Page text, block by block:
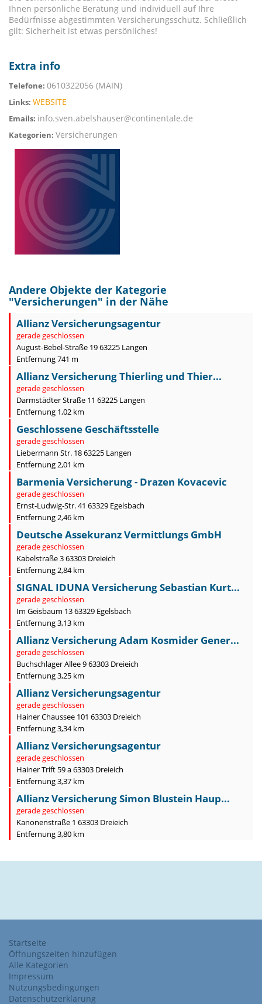
Ihnen persönliche Beratung und individuell auf Ihre
Bedürfnisse abgestimmten Versicherungsschutz. Schließlich
gilt: Sicherheit ist etwas persönliches!
Extra info
Telefone: 0610322056 (MAIN)
Links: WEBSITE
Emails: info.sven.abelshauser@continentale.de
Kategorien: Versicherungen
Andere Objekte der Kategorie
"Versicherungen" in der Nähe
Allianz Versicherungsagentur
gerade geschlossen
August-Bebel-Straße 19 63225 Langen
Entfernung 741 m
Allianz Versicherung Thierling und Thier...
gerade geschlossen
Darmstädter Straße 11 63225 Langen
Entfernung 1,02 km
Geschlossene Geschäftsstelle
gerade geschlossen
Liebermann Str. 18 63225 Langen
Entfernung 2,01 km
Barmenia Versicherung - Drazen Kovacevic
gerade geschlossen
Ernst-Ludwig-Str. 41 63329 Egelsbach
Entfernung 2,46 km
Deutsche Assekuranz Vermittlungs GmbH
gerade geschlossen
Kabelstraße 3 63303 Dreieich
Entfernung 2,84 km
SIGNAL IDUNA Versicherung Sebastian Kurt...
gerade geschlossen
Im Geisbaum 13 63329 Egelsbach
Entfernung 3,13 km
Allianz Versicherung Adam Kosmider Gener...
gerade geschlossen
Buchschlager Allee 9 63303 Dreieich
Entfernung 3,25 km
Allianz Versicherungsagentur
gerade geschlossen
Hainer Chaussee 101 63303 Dreieich
Entfernung 3,34 km
Allianz Versicherungsagentur
gerade geschlossen
Hainer Trift 59 a 63303 Dreieich
Entfernung 3,37 km
Allianz Versicherung Simon Blustein Haup...
gerade geschlossen
Kanonenstraße 1 63303 Dreieich
Entfernung 3,80 km
Startseite
Öffnungszeiten hinzufügen
Alle Kategorien
Impressum
Nutzungsbedingungen
Datenschutzerklärung